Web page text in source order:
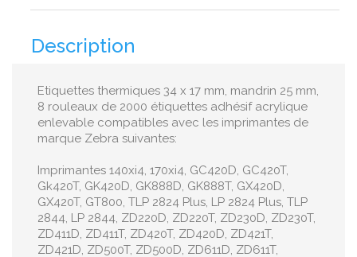
Description
Etiquettes thermiques 34 x 17 mm, mandrin 25 mm,
8 rouleaux de 2000 étiquettes adhésif acrylique
enlevable compatibles avec les imprimantes de
marque Zebra suivantes:
Imprimantes 140xi4, 170xi4, GC420D, GC420T,
Gk420T, GK420D, GK888D, GK888T, GX420D,
GX420T, GT800, TLP 2824 Plus, LP 2824 Plus, TLP
2844, LP 2844, ZD220D, ZD220T, ZD230D, ZD230T,
ZD411D, ZD411T, ZD420T, ZD420D, ZD421T,
ZD421D, ZD500T, ZD500D, ZD611D, ZD611T,